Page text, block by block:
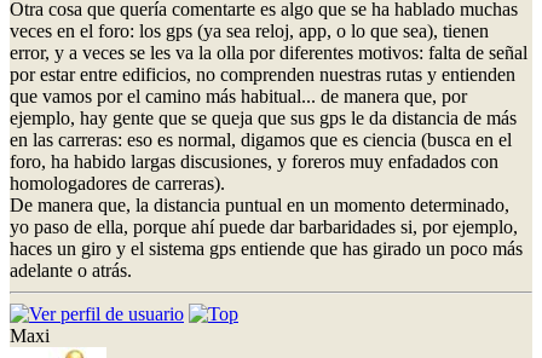
Otra cosa que quería comentarte es algo que se ha hablado muchas
veces en el foro: los gps (ya sea reloj, app, o lo que sea), tienen
error, y a veces se les va la olla por diferentes motivos: falta de señal
por estar entre edificios, no comprenden nuestras rutas y entienden
que vamos por el camino más habitual... de manera que, por
ejemplo, hay gente que se queja que sus gps le da distancia de más
en las carreras: eso es normal, digamos que es ciencia (busca en el
foro, ha habido largas discusiones, y foreros muy enfadados con
homologadores de carreras).
De manera que, la distancia puntual en un momento determinado,
yo paso de ella, porque ahí puede dar barbaridades si, por ejemplo,
haces un giro y el sistema gps entiende que has girado un poco más
adelante o atrás.
Maxi